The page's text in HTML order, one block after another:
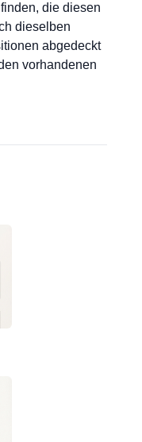
die diesen
dieselben
abgedeckt
vorhandenen